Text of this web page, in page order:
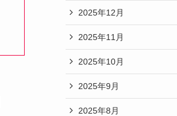
2025年12月
2025年11月
2025年10月
2025年9月
2025年8月